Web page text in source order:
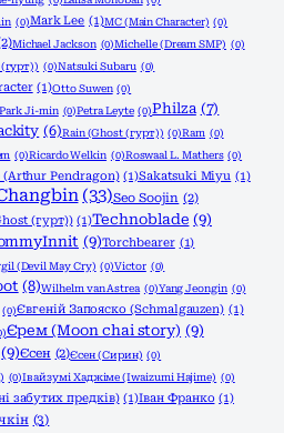
(0)Mark Lee (1)MC (Main Character) (0)
Michael Jackson (0)Michelle (Dream SMP) (0)
(0)Natsuki Subaru (0)
(1)Otto Suwen (0)
Park Ji-min (0)Petra Leyte (0)Philza (7)
(6)Rain (Ghost (гурт)) (0)Ram (0)
(0)Ricardo Welkin (0)Roswaal L. Mathers (0)
Pendragon) (1)Sakatsuki Miyu (1)
(33)Seo Soojin (2)
(гурт)) (1)Technoblade (9)
(9)Torchbearer (1)
(Devil May Cry) (0)Victor (0)
(8)Wilhelm van Astrea (0)Yang Jeongin (0)
(0)Євгеній Запояско (Schmalgauzen) (1)
Єрем (Moon chai story) (9)
(9)Єсен (2)Єсен (Сирин) (0)
(0)Івайзумі Хаджіме (Iwaizumi Hajime) (0)
забутих предків) (1)Іван Франко (1)
(3)